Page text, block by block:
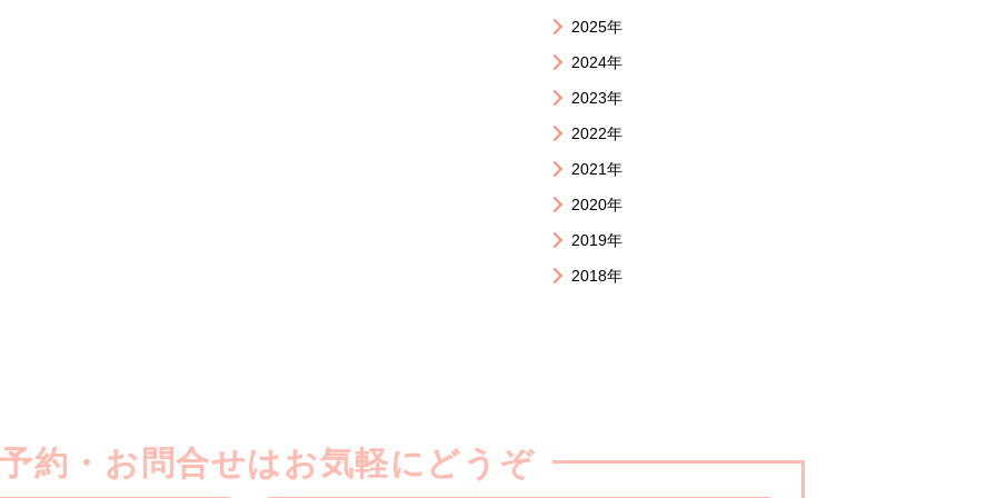
2025年
2024年
2023年
2022年
2021年
2020年
2019年
2018年
約・お問合せはお気軽にどうぞ